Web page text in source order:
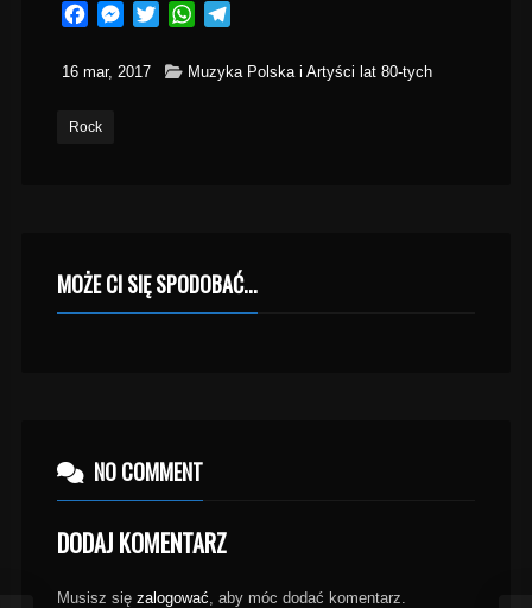
FacebookMessenger
TwitterWhatsApp
16 mar, 2017 Muzyka Polska i Artyści lat 80-tych
Rock
MOŻE CI SIĘ SPODOBAĆ...
NO COMMENT
DODAJ KOMENTARZ
Musisz się zalogować, aby móc dodać komentarz.